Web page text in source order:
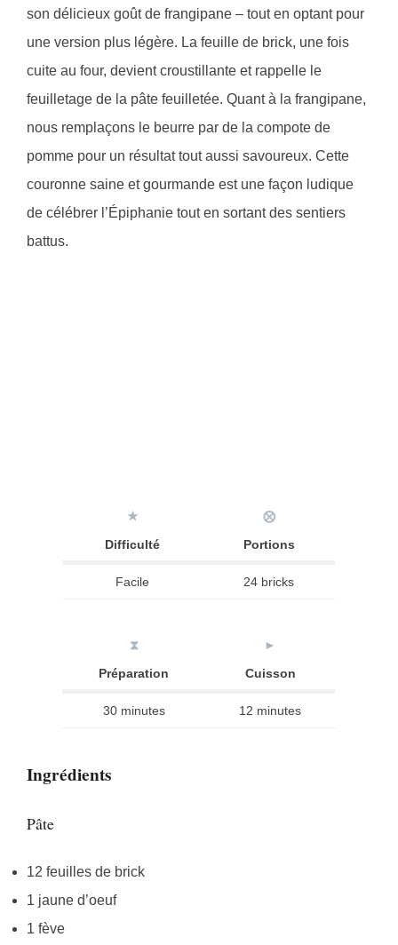
son délicieux goût de frangipane – tout en optant pour
une version plus légère. La feuille de brick, une fois
cuite au four, devient croustillante et rappelle le
feuilletage de la pâte feuilletée. Quant à la frangipane,
nous remplaçons le beurre par de la compote de
pomme pour un résultat tout aussi savoureux. Cette
couronne saine et gourmande est une façon ludique
de célébrer l’Épiphanie tout en sortant des sentiers
battus.
★
Difficulté
⨂
Portions
Facile 24 bricks
⧗
Préparation
►
Cuisson
30 minutes 12 minutes
Ingrédients
Pâte
12 feuilles de brick
1 jaune d’oeuf
1 fève